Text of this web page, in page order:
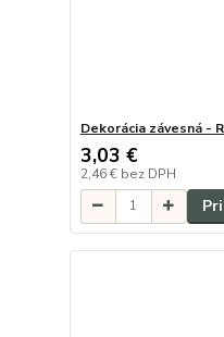
Dekorácia závesná -
3,03 €
2,46 € bez DPH